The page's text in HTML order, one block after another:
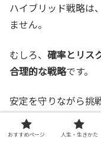
ハイブリッド戦略は
ません。
むしろ、 確率とリス
合理的な戦略です。
安定を守りながら挑
恵を“現実的に”受け
おすすめページ 人生・生きかた